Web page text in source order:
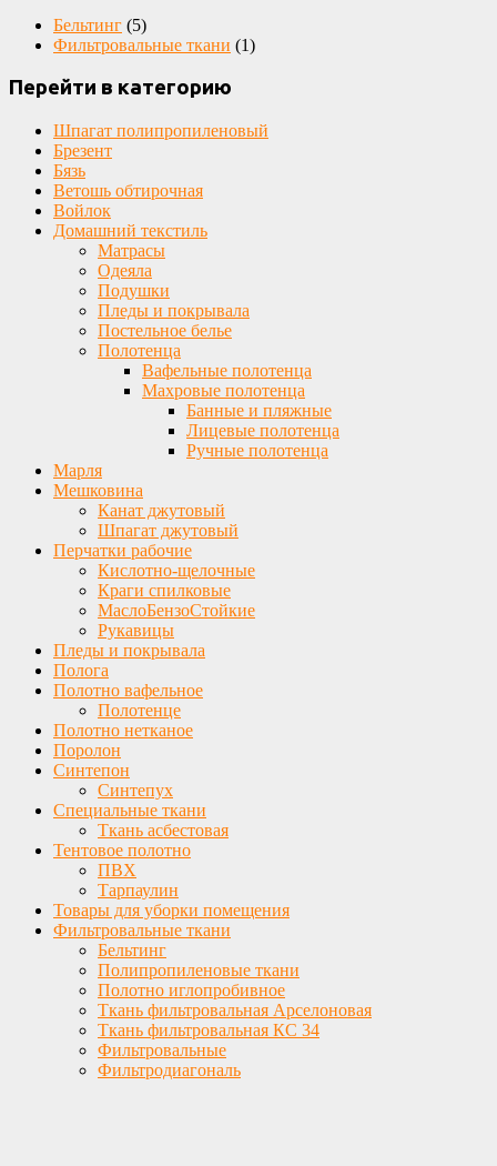
Бельтинг (5)
Фильтровальные ткани (1)
Перейти в категорию
Шпагат полипропиленовый
Брезент
Бязь
Ветошь обтирочная
Войлок
Домашний текстиль
Матрасы
Одеяла
Подушки
Пледы и покрывала
Постельное белье
Полотенца
Вафельные полотенца
Махровые полотенца
Банные и пляжные
Лицевые полотенца
Ручные полотенца
Марля
Мешковина
Канат джутовый
Шпагат джутовый
Перчатки рабочие
Кислотно-щелочные
Краги спилковые
МаслоБензоСтойкие
Рукавицы
Пледы и покрывала
Полога
Полотно вафельное
Полотенце
Полотно нетканое
Поролон
Синтепон
Синтепух
Специальные ткани
Ткань асбестовая
Тентовое полотно
ПВХ
Тарпаулин
Товары для уборки помещения
Фильтровальные ткани
Бельтинг
Полипропиленовые ткани
Полотно иглопробивное
Ткань фильтровальная Арселоновая
Ткань фильтровальная КС 34
Фильтровальные
Фильтродиагональ